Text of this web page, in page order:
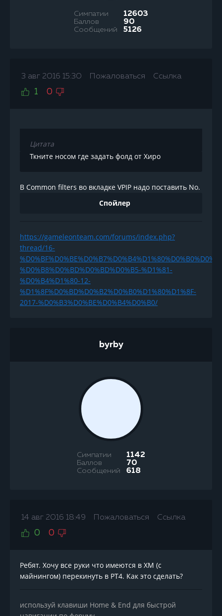
Симпатии 12603
Баллов 90
Сообщений 5126
3 авг 2016 15:30 Пожаловаться Ссылка
1 0
Цитата
Ткните носом где задать фолд от Хиро
В Common filters во вкладке VPIP надо поставить No.
Спойлер
https://gameleonteam.com/forums/index.php?
thread/16-
%D0%B8%D0%BD%D0%BD%D0%B5-%D1%81-
%D0%B4%D1%80-12-
%D1%8F%D0%BD%D0%B2%D0%B0%D1%80%D1%8F-
2017-%D0%B3%D0%BE%D0%B4%D0%B0/
byrby
Симпатии 1142
Баллов 70
Сообщений 618
14 авг 2016 18:49 Пожаловаться Ссылка
0 0
Ребят. Хочу все руки что имеются в ХМ (с
майнингом) перекинуть в PT4. Как это сделать?
используй клавиши Home & End для быстрой